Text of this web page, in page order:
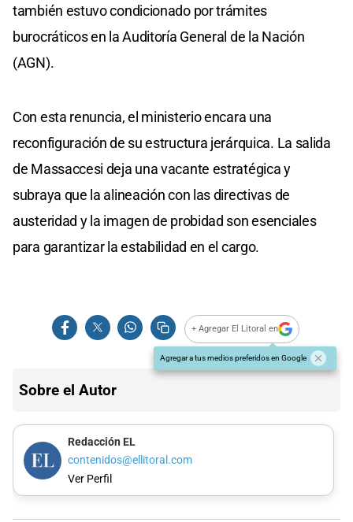
también estuvo condicionado por trámites
burocráticos en la Auditoría General de la Nación
(AGN).
Con esta renuncia, el ministerio encara una
reconfiguración de su estructura jerárquica. La salida
de Massaccesi deja una vacante estratégica y
subraya que la alineación con las directivas de
austeridad y la imagen de probidad son esenciales
para garantizar la estabilidad en el cargo.
+ Agregar El Litoral en
Agregar a tus medios preferidos en Google
Sobre el Autor
Redacción EL
contenidos@ellitoral.com
Ver Perfil